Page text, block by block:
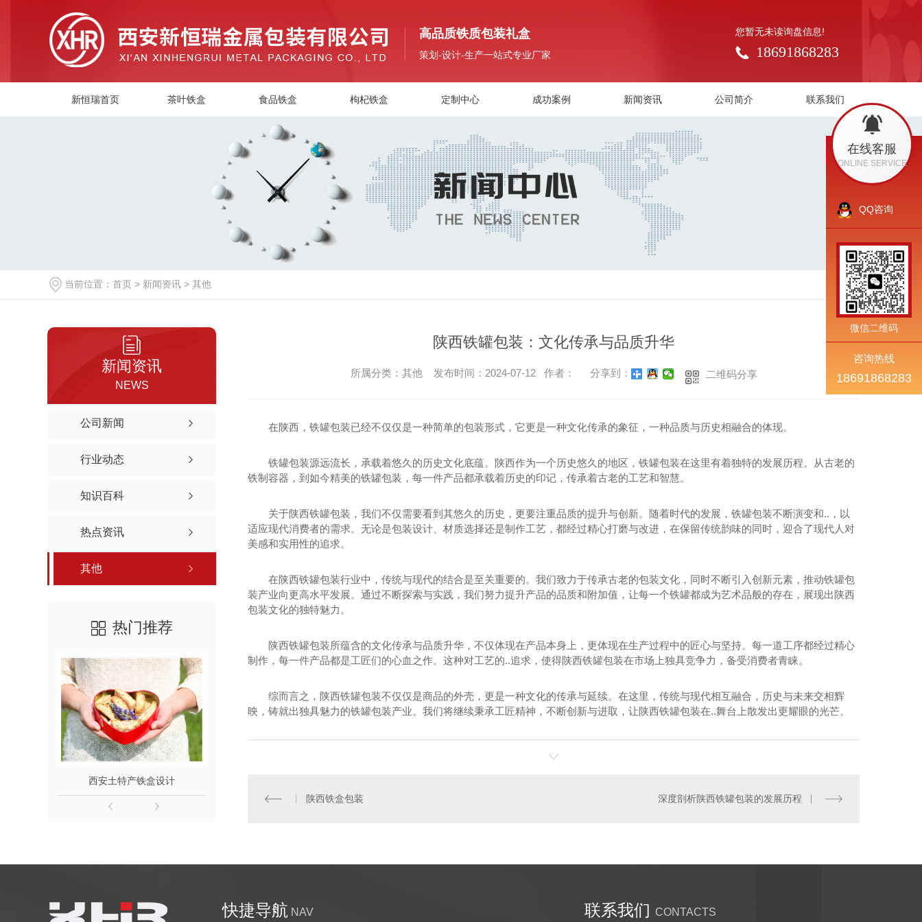
高品质铁质包装礼盒
策划-设计-生产一站式专业厂家 18691868283
您暂无未读询盘信息!
新恒瑞首页 茶叶铁盒 食品铁盒 枸杞铁盒 定制中心 成功案例 新闻资讯 公司简介 联系我们
当前位置： 首页 > 新闻资讯 > 其他 返回
新闻资讯
NEWS
公司新闻
行业动态
知识百科
热点资讯
其他
热门推荐
西安土特产铁盒设计
陕西铁罐包装：文化传承与品质升华
所属分类：其他 发布时间：2024-07-12 作者： 分享到： 二维码分享
在陕西，铁罐包装已经不仅仅是一种简单的包装形式，它更是一种文化传承的象征，一种品质与历史相融合的体现。
铁罐包装源远流长，承载着悠久的历史文化底蕴。陕西作为一个历史悠久的地区，铁罐包装在这里有着独特的发展历程。从古老的
铁制容器，到如今精美的铁罐包装，每一件产品都承载着历史的印记，传承着古老的工艺和智慧。
关于陕西铁罐包装，我们不仅需要看到其悠久的历史，更要注重品质的提升与创新。随着时代的发展，铁罐包装不断演变和..，以
适应现代消费者的需求。无论是包装设计、材质选择还是制作工艺，都经过精心打磨与改进，在保留传统韵味的同时，迎合了现代人对
美感和实用性的追求。
在陕西铁罐包装行业中，传统与现代的结合是至关重要的。我们致力于传承古老的包装文化，同时不断引入创新元素，推动铁罐包
装产业向更高水平发展。通过不断探索与实践，我们努力提升产品的品质和附加值，让每一个铁罐都成为艺术品般的存在，展现出陕西
包装文化的独特魅力。
陕西铁罐包装所蕴含的文化传承与品质升华，不仅体现在产品本身上，更体现在生产过程中的匠心与坚持。每一道工序都经过精心
制作，每一件产品都是工匠们的心血之作。这种对工艺的..追求，使得陕西铁罐包装在市场上独具竞争力，备受消费者青睐。
综而言之，陕西铁罐包装不仅仅是商品的外壳，更是一种文化的传承与延续。在这里，传统与现代相互融合，历史与未来交相辉
映，铸就出独具魅力的铁罐包装产业。我们将继续秉承工匠精神，不断创新与进取，让陕西铁罐包装在..舞台上散发出更耀眼的光芒。
陕西铁盒包装 深度剖析陕西铁罐包装的发展历程
快捷导航 NAV 联系我们 CONTACTS
在线客服
ONLINE SERVICE
QQ咨询
微信二维码
咨询热线
18691868283